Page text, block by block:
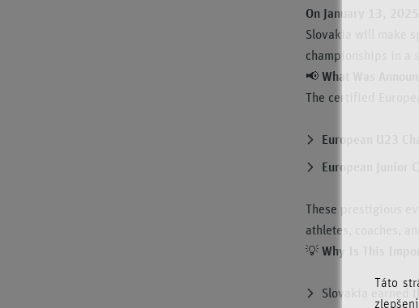
On January 13, 2025
Slovakia will make
championships in a
📢 What Was
The certified
European U23
European Junior
These prestigious
athletes, coaches,
💡 Why Is This
Slovakia earned
Táto